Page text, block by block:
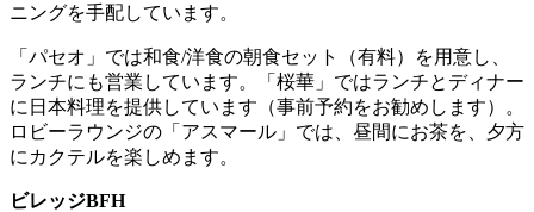
ニングを手配しています。
「パセオ」では和食/洋食の朝食セット（有料）を用意し、
ランチにも営業しています。「桜華」ではランチとディナー
に日本料理を提供しています（事前予約をお勧めします）。
ロビーラウンジの「アスマール」では、昼間にお茶を、夕方
にカクテルを楽しめます。
ビレッジBFH